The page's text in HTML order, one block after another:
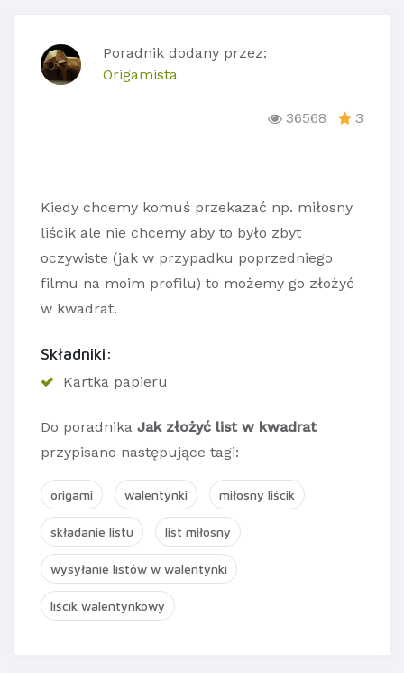
Poradnik dodany przez:
Origamista
36568 3
Kiedy chcemy komuś przekazać np. miłosny
liścik ale nie chcemy aby to było zbyt
oczywiste (jak w przypadku poprzedniego
filmu na moim profilu) to możemy go złożyć
w kwadrat.
Składniki:
Kartka papieru
Do poradnika Jak złożyć list w kwadrat
przypisano następujące tagi:
origami walentynki miłosny liścik
składanie listu list miłosny
wysyłanie listów w walentynki
liścik walentynkowy